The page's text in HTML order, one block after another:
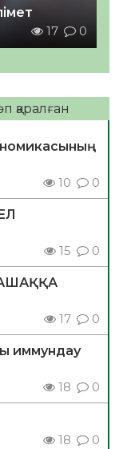
17 0
қаралған
10 0
15 0
17 0
иммундау
18 0
18 0